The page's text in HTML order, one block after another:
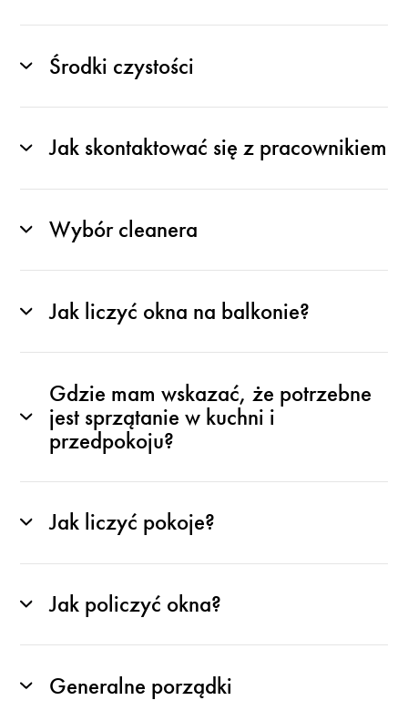
Środki czystości
Jak skontaktować się z pracownikiem
Wybór cleanera
Jak liczyć okna na balkonie?
Gdzie mam wskazać, że potrzebne
jest sprzątanie w kuchni i
przedpokoju?
Jak liczyć pokoje?
Jak policzyć okna?
Generalne porządki